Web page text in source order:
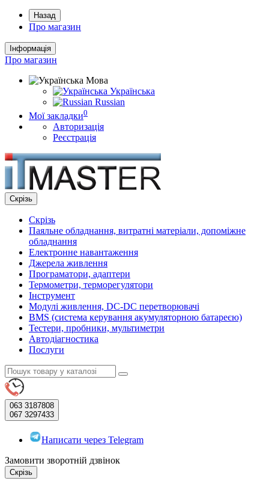
Назад
Про магазин
Інформація
Про магазин
Мова
Українська
Russian
Мої закладки0
Авторизація
Реєстрація
Скрізь
Скрізь
Паяльне обладнання, витратні матеріали, допоміжне
обладнання
Електронне навантаження
Джерела живлення
Програматори, адаптери
Термометри, терморегулятори
Інструмент
Модулі живлення, DC-DC перетворювачі
BMS (система керування акумуляторною батареєю)
Тестери, пробники, мультиметри
Автодіагностика
Послуги
063 3187808
067 3297433
Написати через Telegram
Замовити зворотній дзвінок
Скрізь